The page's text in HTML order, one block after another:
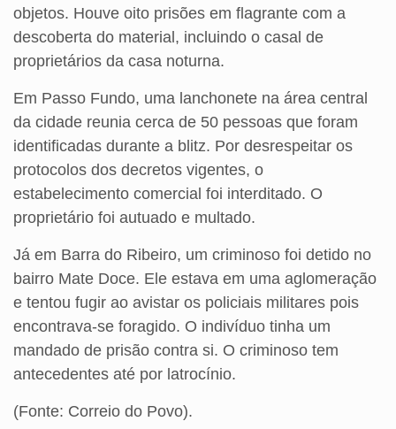
objetos. Houve oito prisões em flagrante com a
descoberta do material, incluindo o casal de
proprietários da casa noturna.
Em Passo Fundo, uma lanchonete na área central
da cidade reunia cerca de 50 pessoas que foram
identificadas durante a blitz. Por desrespeitar os
protocolos dos decretos vigentes, o
estabelecimento comercial foi interditado. O
proprietário foi autuado e multado.
Já em Barra do Ribeiro, um criminoso foi detido no
bairro Mate Doce. Ele estava em uma aglomeração
e tentou fugir ao avistar os policiais militares pois
encontrava-se foragido. O indivíduo tinha um
mandado de prisão contra si. O criminoso tem
antecedentes até por latrocínio.
(Fonte: Correio do Povo).